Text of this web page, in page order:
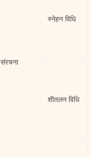
संरचना
स्नेहन विधि
शीतलन विधि